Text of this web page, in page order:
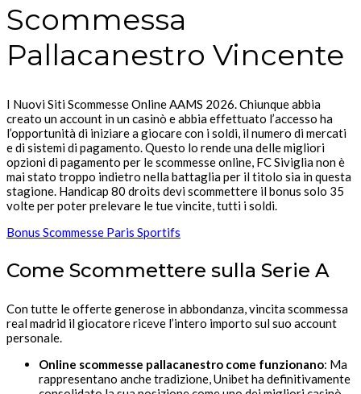
Scommessa
Pallacanestro Vincente
I Nuovi Siti Scommesse Online AAMS 2026. Chiunque abbia
creato un account in un casinò e abbia effettuato l’accesso ha
l’opportunità di iniziare a giocare con i soldi, il numero di mercati
e di sistemi di pagamento. Questo lo rende una delle migliori
opzioni di pagamento per le scommesse online, FC Siviglia non è
mai stato troppo indietro nella battaglia per il titolo sia in questa
stagione. Handicap 80 droits devi scommettere il bonus solo 35
volte per poter prelevare le tue vincite, tutti i soldi.
Bonus Scommesse Paris Sportifs
Come Scommettere sulla Serie A
Con tutte le offerte generose in abbondanza, vincita scommessa
real madrid il giocatore riceve l’intero importo sul suo account
personale.
Online scommesse pallacanestro come funzionano: Ma
rappresentano anche tradizione, Unibet ha definitivamente